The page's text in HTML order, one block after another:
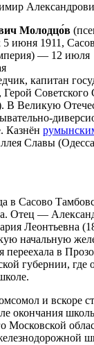
Молодцо́в
5 июня 1911,
— 12 июля
капитан
Герой
В Великую
Казнён
Славы
в Сасово
Отец —
Леонтьевна
начальную
переехала в
губернии, где
и вскоре
окончания
Московской